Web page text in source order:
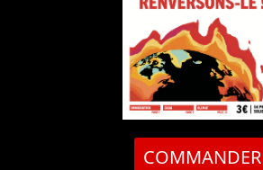
COMMANDER